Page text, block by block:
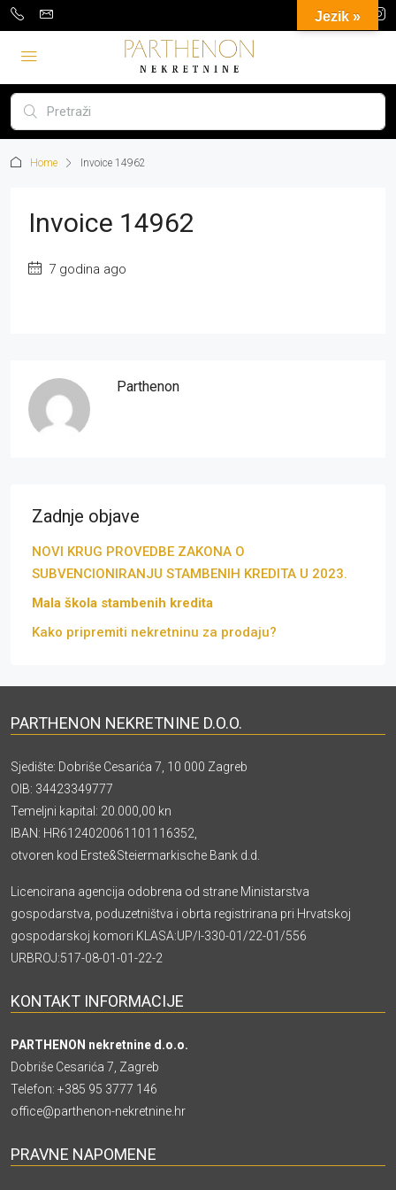
Home Invoice 14962
Invoice 14962
7 godina ago
Parthenon
Zadnje objave
NOVI KRUG PROVEDBE ZAKONA O
SUBVENCIONIRANJU STAMBENIH KREDITA U 2023.
Mala škola stambenih kredita
Kako pripremiti nekretninu za prodaju?
PARTHENON NEKRETNINE D.O.O.
Sjedište: Dobriše Cesarića 7, 10 000 Zagreb
OIB: 34423349777
Temeljni kapital: 20.000,00 kn
IBAN: HR6124020061101116352,
otvoren kod Erste&Steiermarkische Bank d.d.
Licencirana agencija odobrena od strane Ministarstva
gospodarstva, poduzetništva i obrta registrirana pri Hrvatskoj
gospodarskoj komori KLASA:UP/I-330-01/22-01/556
URBROJ:517-08-01-01-22-2
KONTAKT INFORMACIJE
PARTHENON nekretnine d.o.o.
Dobriše Cesarića 7, Zagreb
Telefon: +385 95 3777 146
office@parthenon-nekretnine.hr
PRAVNE NAPOMENE
Jezik »